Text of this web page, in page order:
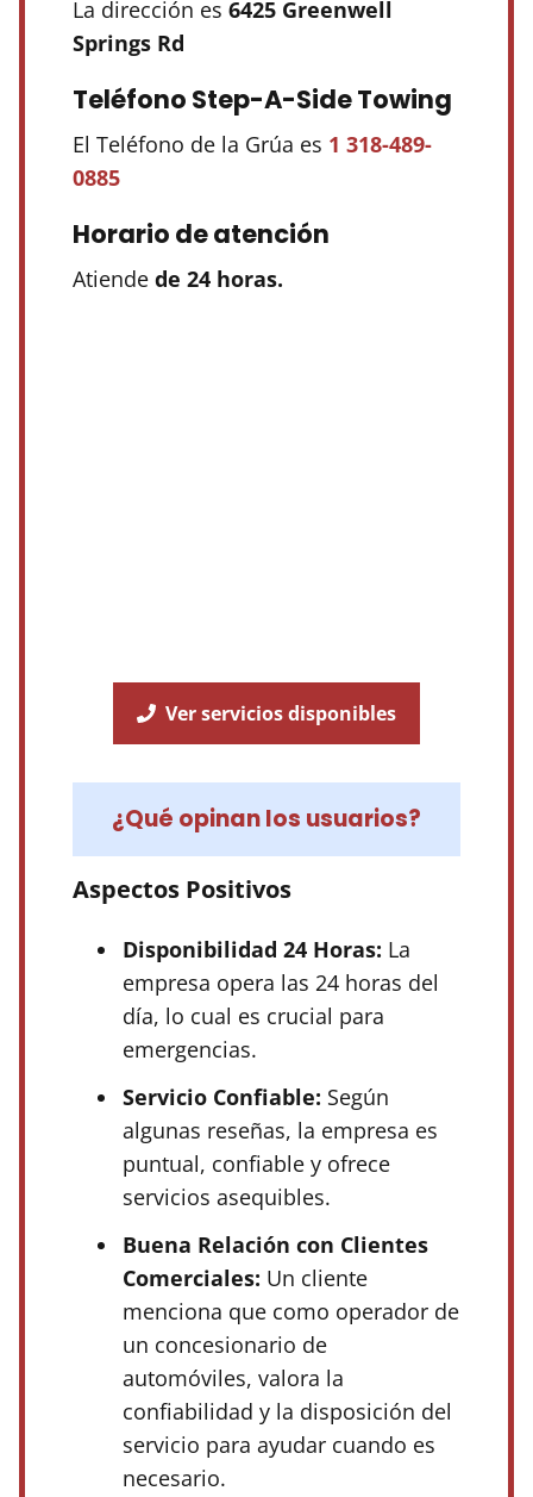
La dirección es 6425 Greenwell
Springs Rd
Teléfono Step-A-Side Towing
El Teléfono de la Grúa es 1 318-489-
0885
Horario de atención
Atiende de 24 horas.
Ver servicios disponibles
¿Qué opinan los usuarios?
Aspectos Positivos
Disponibilidad 24 Horas: La
empresa opera las 24 horas del
día, lo cual es crucial para
emergencias.
Servicio Confiable: Según
algunas reseñas, la empresa es
puntual, confiable y ofrece
servicios asequibles.
Buena Relación con Clientes
Comerciales: Un cliente
menciona que como operador de
un concesionario de
automóviles, valora la
confiabilidad y la disposición del
servicio para ayudar cuando es
necesario.